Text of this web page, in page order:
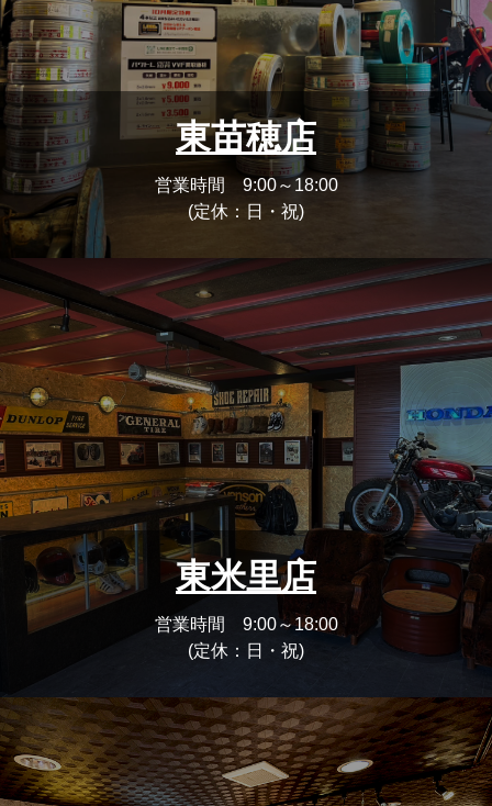
東苗穂店
営業時間 9:00～18:00
(定休：日・祝)
東米里店
営業時間 9:00～18:00
(定休：日・祝)